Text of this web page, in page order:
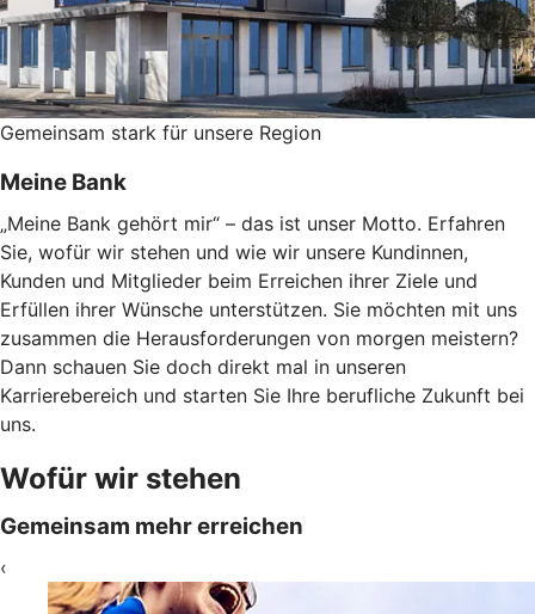
Gemeinsam stark für unsere Region
Meine Bank
„Meine Bank gehört mir“ – das ist unser Motto. Erfahren
Sie, wofür wir stehen und wie wir unsere Kundinnen,
Kunden und Mitglieder beim Erreichen ihrer Ziele und
Erfüllen ihrer Wünsche unterstützen. Sie möchten mit uns
zusammen die Herausforderungen von morgen meistern?
Dann schauen Sie doch direkt mal in unseren
Karrierebereich und starten Sie Ihre berufliche Zukunft bei
uns.
Wofür wir stehen
Gemeinsam mehr erreichen
‹